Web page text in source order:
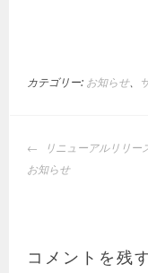
カテゴリー: お知らせ、
投
稿
ー
リニューアルリリー
お知らせ
コメントを残